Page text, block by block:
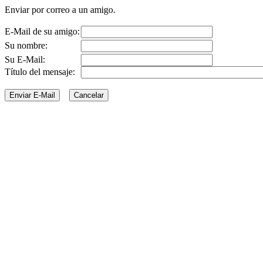
Enviar por correo a un amigo.
E-Mail de su amigo:
Su nombre:
Su E-Mail:
Título del mensaje: